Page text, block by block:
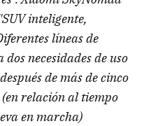
inteligente,
líneas de
necesidades de uso
de más de cinco
relación al tiempo
en marcha)